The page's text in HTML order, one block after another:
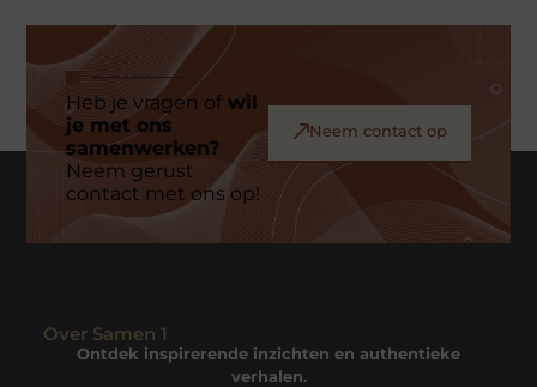
Heb je vragen ofwil
je met ons
samenwerken?
Neem gerust
contact met ons op!
Neem contact op
Over Samen 1
Ontdek inspirerende inzichten en authentieke
verhalen.